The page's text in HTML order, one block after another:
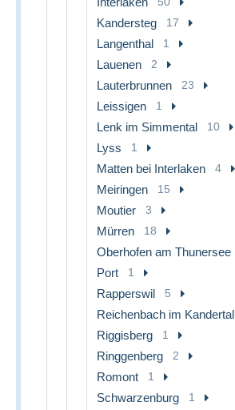
Kandersteg 17
Langenthal 1
Lauenen 2
Lauterbrunnen 23
Leissigen 1
Lenk im Simmental 10
Lyss 1
Matten bei Interlaken 4
Meiringen 15
Moutier 3
Mürren 18
Oberhofen am Thunersee
Port 1
Rapperswil 5
Reichenbach im Kandertal
Riggisberg 1
Ringgenberg 2
Romont 1
Schwarzenburg 1